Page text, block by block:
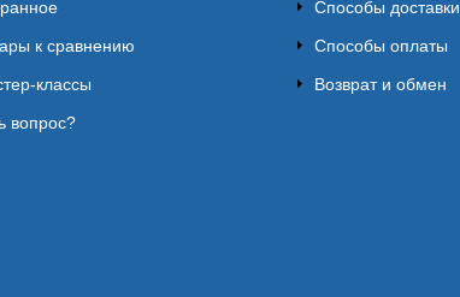
к сравнению
классы
вопрос?
Способы доставки
Способы оплаты
Возврат и обмен